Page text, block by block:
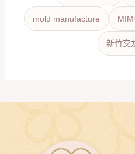
mold manufacture
新竹交